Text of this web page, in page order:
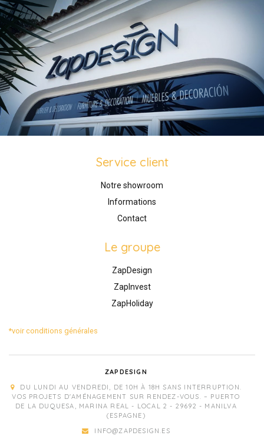
Service client
Notre showroom
Informations
Contact
Le groupe
ZapDesign
ZapInvest
ZapHoliday
*voir conditions générales
ZAPDESIGN
DU LUNDI AU VENDREDI, DE 10H À 18H SANS INTERRUPTION.
VOS PROJETS D'AMÉNAGEMENT SUR RENDEZ-VOUS. – PUERTO
DE LA DUQUESA, MARINA REAL - LOCAL 2 - 29692 - MANILVA
(ESPAGNE)
INFO@ZAPDESIGN.ES